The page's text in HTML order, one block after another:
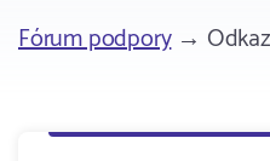
Fórum podpory→ Odkaz